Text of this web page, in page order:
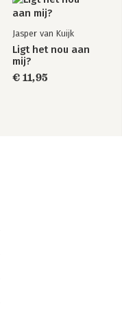
Jasper van Kuijk
Ligt het nou aan
mij?
€ 11,95